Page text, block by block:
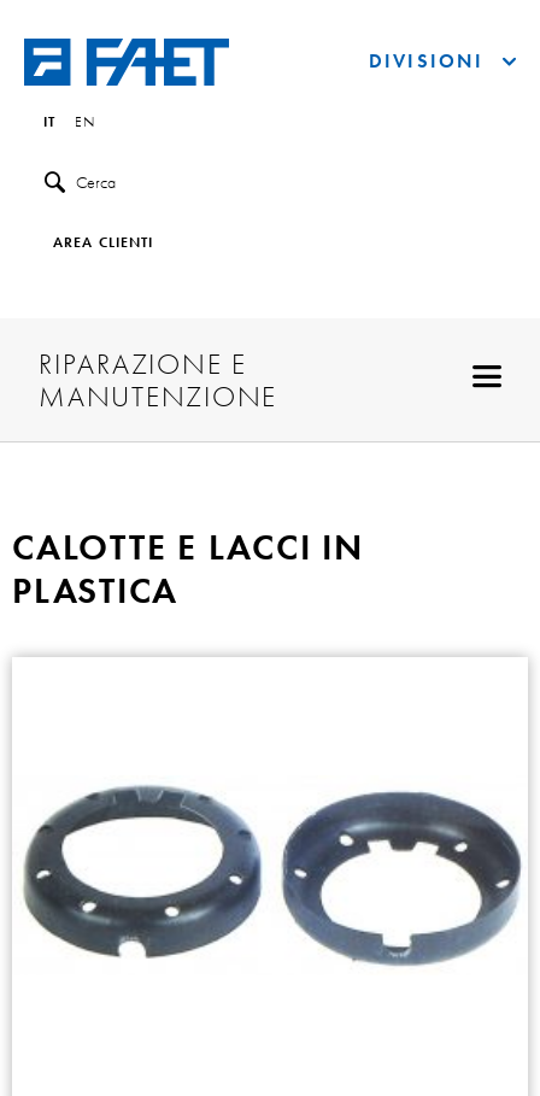
IT EN
Cerca
AREA CLIENTI
DIVISIONI
RIPARAZIONE E
MANUTENZIONE
CALOTTE E LACCI IN
PLASTICA